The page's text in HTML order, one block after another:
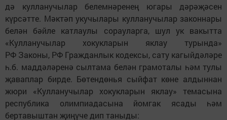
дә кулланучылар белемнәренең югары дәрәҗәсен
күрсәтте. Мәктәп укучылары кулланучылар законнары
белән бәйле катлаулы сорауларга, шул ук вакытта
«Кулланучылар хокукларын яклау турында»
РФ Законы, РФ Гражданлык кодексы, сату кагыйдәләре
һ.б. маддәләренә сылтама белән грамоталы һәм тулы
җаваплар бирде. Бөтендөнья сыйфат көне алдыннан
жюри «Кулланучылар хокукларын яклау» темасына
республика олимпиадасына йомгак ясады һәм
бертавыштан җиңүче дип таныды: